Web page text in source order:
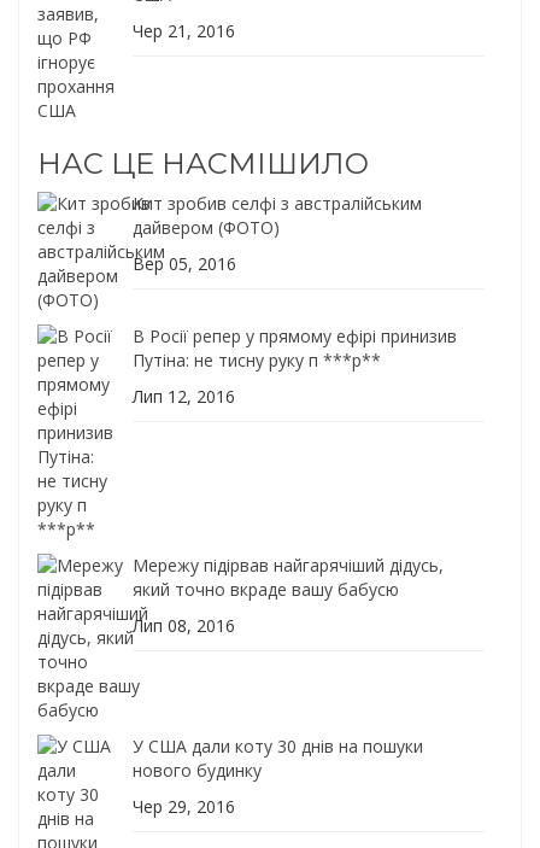
Чер 21, 2016
НАС ЦЕ НАСМІШИЛО
Кит зробив селфі з австралійським
дайвером (ФОТО)
Вер 05, 2016
В Росії репер у прямому ефірі принизив
Путіна: не тисну руку п ***р**
Лип 12, 2016
Мережу підірвав найгарячіший дідусь,
який точно вкраде вашу бабусю
Лип 08, 2016
У США дали коту 30 днів на пошуки
нового будинку
Чер 29, 2016